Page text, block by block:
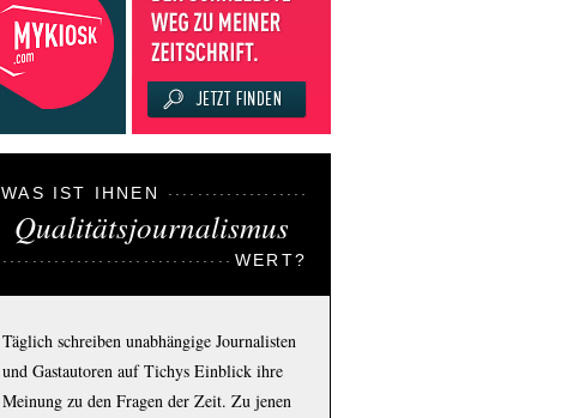
WAS IST IHNEN
Qualitätsjournalismus
WERT?
Täglich schreiben unabhängige Journalisten
und Gastautoren auf Tichys Einblick ihre
Meinung zu den Fragen der Zeit. Zu jenen